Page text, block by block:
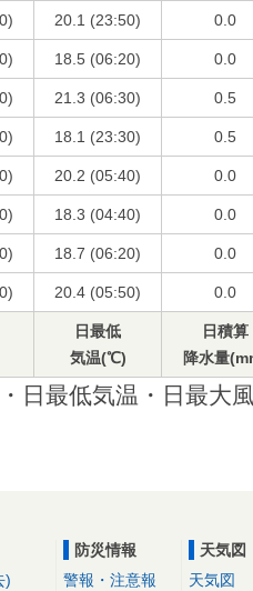
20.1 (23:50) 0.0
18.5 (06:20) 0.0
21.3 (06:30) 0.5
18.1 (23:30) 0.5
20.2 (05:40) 0.0
18.3 (04:40) 0.0
18.7 (06:20) 0.0
20.4 (05:50) 0.0
日最低
気温(℃)
日積算
降水量
日最低気温・日最大
)
防災情報
警報・注意報
天気図
天気図